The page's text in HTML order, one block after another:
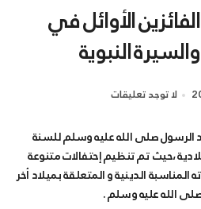
الأوائل في
النبوية
لا توجد تعليقات
الموافق ل2017 ميلادية ،حيث تم تنظيم إحتفالات متنوعة
المناسبة الدينية و المتعلقة بميلاد أخر
الله عليه وسلم .